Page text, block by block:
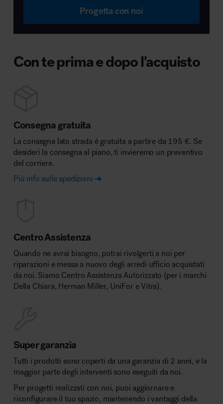
Progetta con noi
Con te prima e dopo l'acquisto
Consegna gratuita
La consegna lato strada è gratuita a partire da 195 €. Se
desideri la consegna al piano, ti invieremo un preventivo
del corriere.
Più info sulle spedizioni
Centro Assistenza
Quando ne avrai bisogno, potrai rivolgerti a noi per
riparazioni e messa a nuovo degli arredi ufficio acquistati
da noi. Siamo Centro Assistenza Autorizzato (per i marchi
Della Chiara, Herman Miller, UniFor e Vitra).
Super garanzia
Tutti i prodotti sono coperti da una garanzia di 2 anni, e la
maggior parte degli interventi sono eseguiti da noi.
Per progetti realizzati con noi, puoi aggiornare e
riconfigurare il tuo spazio, mantenendo i vantaggi della